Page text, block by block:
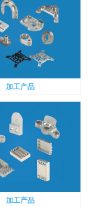
加工产品
加工产品